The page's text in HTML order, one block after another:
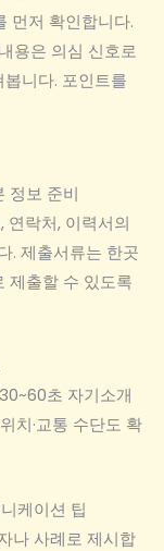
먼저 확인합니다.
용은 의심 신호로
니다. 포인트를
정보 준비
연락처, 이력서의
. 제출서류는 한곳
제출할 수 있도록
초 자기소개
치·교통 수단도 확
케이션 팁
나 사례로 제시합